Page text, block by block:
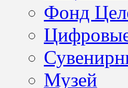
Фонд
Музей